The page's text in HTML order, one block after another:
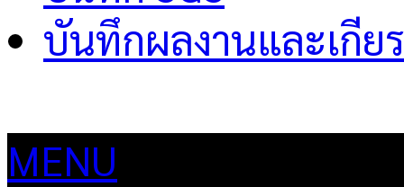
บันทึกผลงานและเกีย
MENU